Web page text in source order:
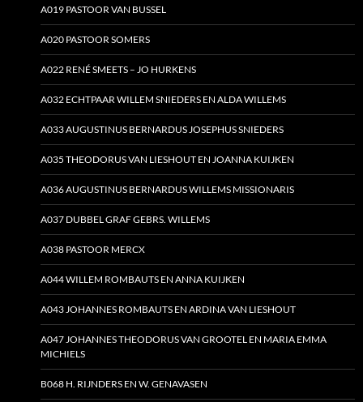
A019 PASTOOR VAN BUSSEL
A020 PASTOOR SOMERS
A022 RENÉ SMEETS – JO HURKENS
A032 ECHTPAAR WILLEM SNIEDERS EN ALDA WILLEMS
A033 AUGUSTINUS BERNARDUS JOSEPHUS SNIEDERS
A035 THEODORUS VAN LIESHOUT EN JOANNA KUIJKEN
A036 AUGUSTINUS BERNARDUS WILLEMS MISSIONARIS
A037 DUBBEL GRAF GEBRS. WILLEMS
A038 PASTOOR MERCX
A044 WILLEM ROMBAUTS EN ANNA KUIJKEN
A043 JOHANNES ROMBAUTS EN ARDINA VAN LIESHOUT
A047 JOHANNES THEODORUS VAN GROOTEL EN MARIA EMMA
MICHIELS
B068 H. RIJNDERS EN W. GENAVASEN